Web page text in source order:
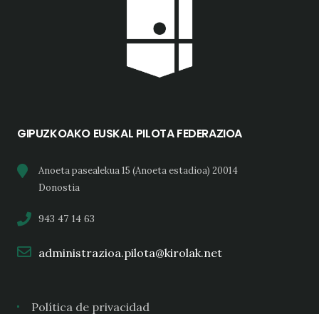
GIPUZKOAKO EUSKAL PILOTA FEDERAZIOA
Anoeta pasealekua 15 (Anoeta estadioa) 20014
Donostia
943 47 14 63
administrazioa.pilota@kirolak.net
Política de privacidad